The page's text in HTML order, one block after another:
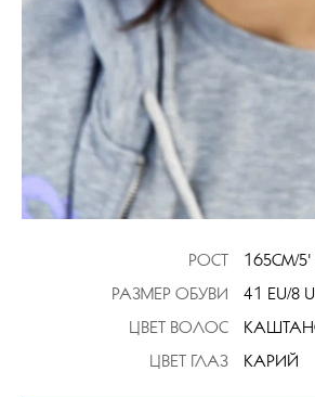
РОСТ
165CM/
РАЗМЕР ОБУВИ
41 EU/8
ЦВЕТ ВОЛОС
ЦВЕТ ГЛАЗ
КАРИЙ